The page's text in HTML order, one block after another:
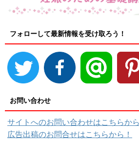
フォローして最新情報を受け取ろう！
お問い合わせ
サイトへのお問い合わせはこちらから
広告出稿のお問合せはこちらから！